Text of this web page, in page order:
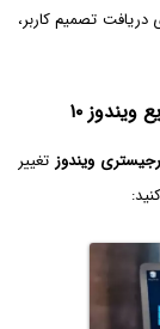
دریافت تصمیم کاربر،
۱۰
رجیستری ویندوز تغییر